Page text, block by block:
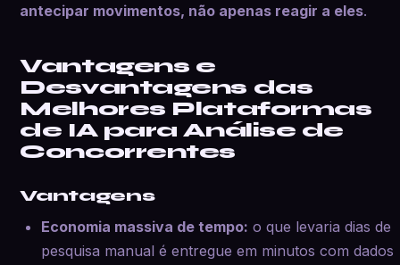
antecipar movimentos, não apenas reagir a eles.
Vantagens e
Desvantagens das
Melhores Plataformas
de IA para Análise de
Concorrentes
Vantagens
Economia massiva de tempo: o que levaria dias de
pesquisa manual é entregue em minutos com dados